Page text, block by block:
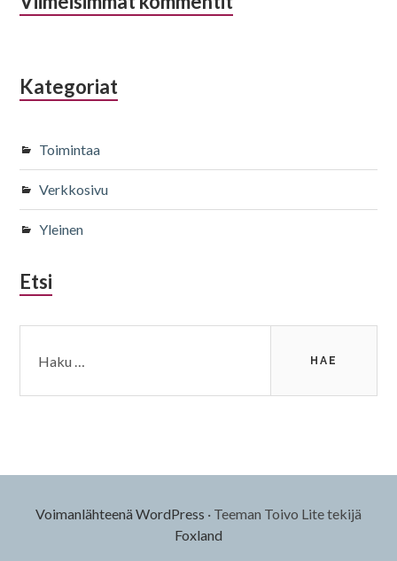
Kategoriat
Toimintaa
Verkkosivu
Yleinen
Etsi
Voimanlähteenä WordPress · Teeman Toivo Lite tekijä
Foxland